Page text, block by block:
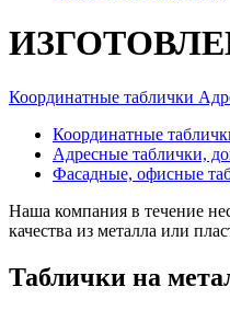
Координатные таблички
Координатные
Адресные таблички,
Фасадные, офисные
Наша компания в течение
качества из металла или
Таблички на